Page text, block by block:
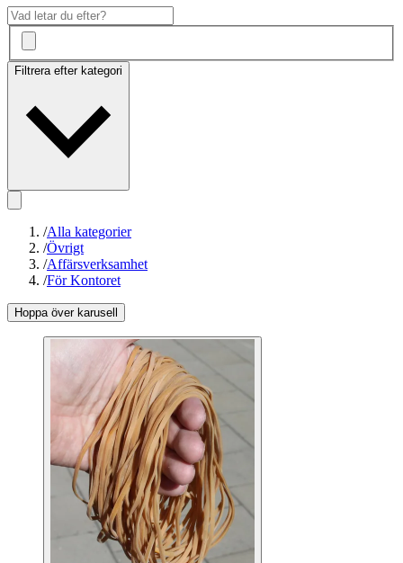
Filtrera efter kategori
/Alla kategorier
/Övrigt
/Affärsverksamhet
/För Kontoret
Hoppa över karusell